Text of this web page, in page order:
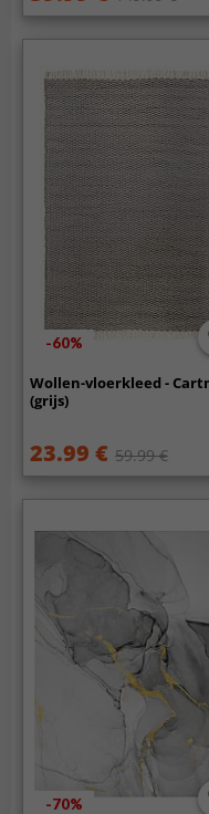
-60%
Wollen-vloerkleed -
(grijs)
23.99 € 59.99 €
-70%